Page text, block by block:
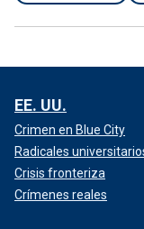
EE. UU.
Crimen en Blue City
Radicales
Crisis fronteriza
Crímenes reales